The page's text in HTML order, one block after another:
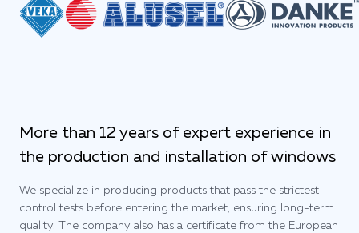
More than 12 years of expert experience in
the production and installation of windows
We specialize in producing products that pass the strictest
control tests before entering the market, ensuring long-term
quality. The company also has a certificate from the European